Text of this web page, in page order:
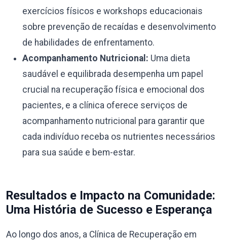
exercícios físicos e workshops educacionais
sobre prevenção de recaídas e desenvolvimento
de habilidades de enfrentamento.
Acompanhamento Nutricional: Uma dieta
saudável e equilibrada desempenha um papel
crucial na recuperação física e emocional dos
pacientes, e a clínica oferece serviços de
acompanhamento nutricional para garantir que
cada indivíduo receba os nutrientes necessários
para sua saúde e bem-estar.
Resultados e Impacto na Comunidade:
Uma História de Sucesso e Esperança
Ao longo dos anos, a Clínica de Recuperação em